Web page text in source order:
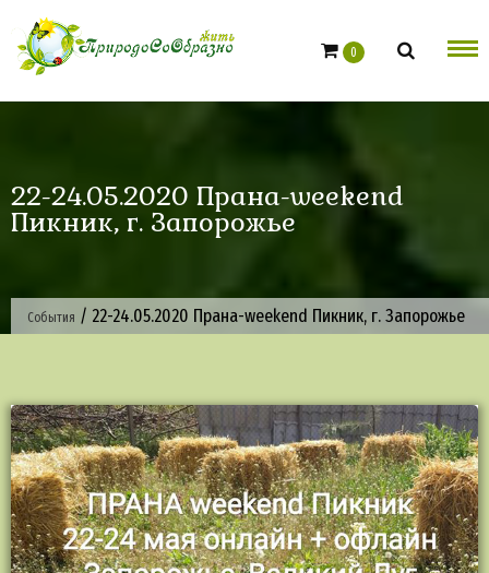
content
0
22-24.05.2020 Прана-weekend
Пикник, г. Запорожье
События / 22-24.05.2020 Прана-weekend Пикник, г. Запорожье